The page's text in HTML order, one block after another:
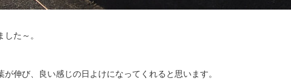
た～。
が伸び、良い感じの日よけになってくれると思います。